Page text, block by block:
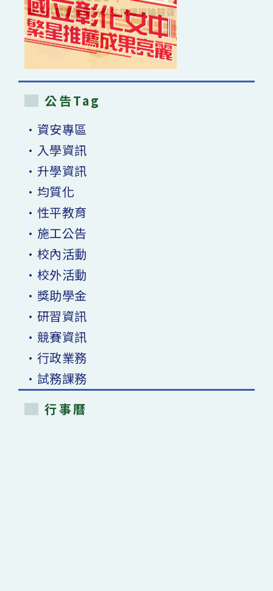
公告Tag
•資安專區
•入學資訊
•升學資訊
•均質化
•性平教育
•施工公告
•校內活動
•校外活動
•獎助學金
•研習資訊
•競賽資訊
•行政業務
•試務課務
行事曆